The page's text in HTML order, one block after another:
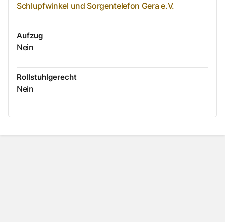
Schlupfwinkel und Sorgentelefon Gera e.V.
Aufzug
Nein
Rollstuhlgerecht
Nein